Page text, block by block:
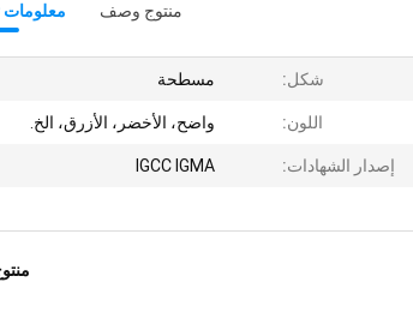
معلومات منتوج وصف
شكل: مسطحة
اللون: واضح، الأخضر، الأزرق، الخ.
إصدار الشهادات: IGCC IGMA